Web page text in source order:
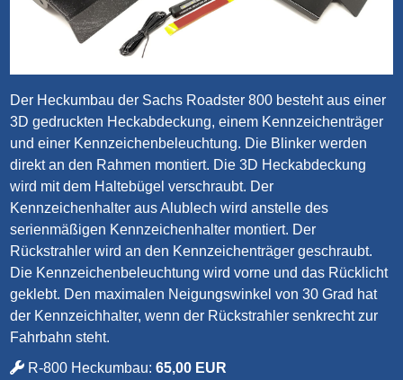
Der Heckumbau der Sachs Roadster 800 besteht aus einer
3D gedruckten Heckabdeckung, einem Kennzeichenträger
und einer Kennzeichenbeleuchtung. Die Blinker werden
direkt an den Rahmen montiert. Die 3D Heckabdeckung
wird mit dem Haltebügel verschraubt. Der
Kennzeichenhalter aus Alublech wird anstelle des
serienmäßigen Kennzeichenhalter montiert. Der
Rückstrahler wird an den Kennzeichenträger geschraubt.
Die Kennzeichenbeleuchtung wird vorne und das Rücklicht
geklebt. Den maximalen Neigungswinkel von 30 Grad hat
der Kennzeichhalter, wenn der Rückstrahler senkrecht zur
Fahrbahn steht.
R-800 Heckumbau: 65,00 EUR